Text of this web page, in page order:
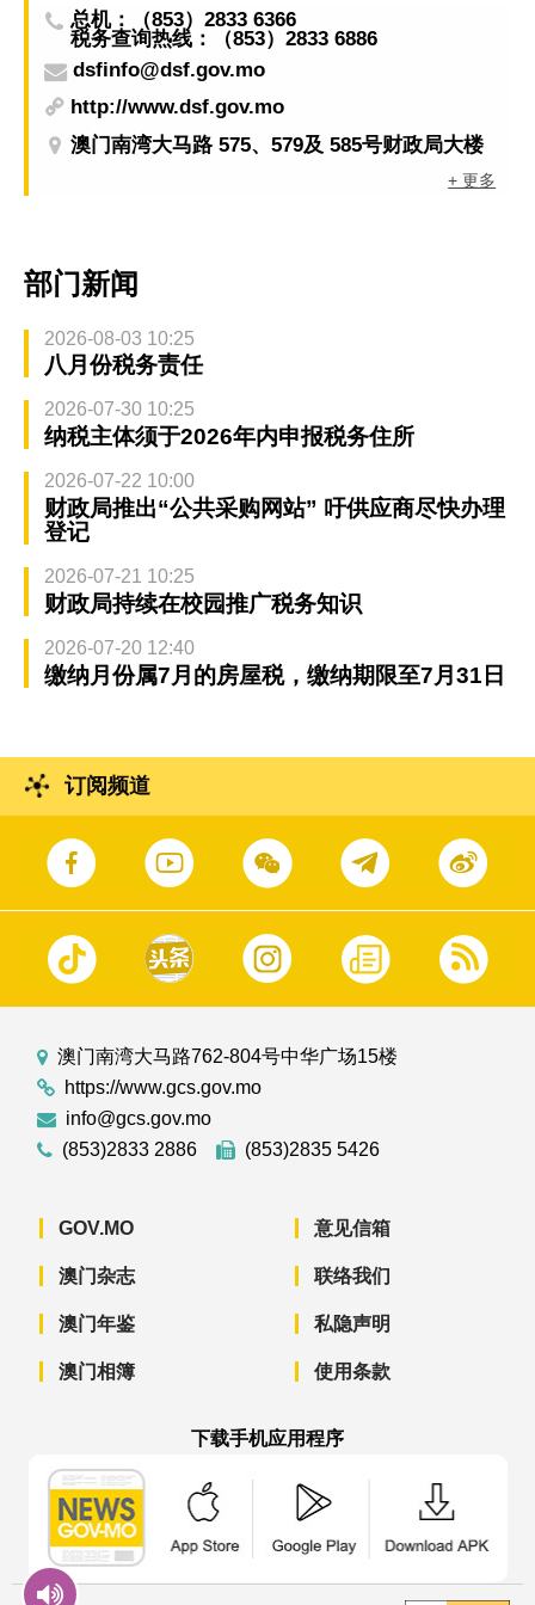
总机：（853）2833 6366
税务查询热线：（853）2833 6886
dsfinfo@dsf.gov.mo
http://www.dsf.gov.mo
澳门南湾大马路 575、579及 585号财政局大楼
+ 更多
部门新闻
2026-08-03 10:25
八月份税务责任
2026-07-30 10:25
纳税主体须于2026年内申报税务住所
2026-07-22 10:00
财政局推出“公共采购网站” 吁供应商尽快办理
登记
2026-07-21 10:25
财政局持续在校园推广税务知识
2026-07-20 12:40
缴纳月份属7月的房屋税，缴纳期限至7月31日
订阅频道
澳门南湾大马路762-804号中华广场15楼
https://www.gcs.gov.mo
info@gcs.gov.mo
(853)2833 2886
(853)2835 5426
GOV.MO
澳门杂志
澳门年鉴
澳门相簿
意见信箱
联络我们
私隐声明
使用条款
下载手机应用程序